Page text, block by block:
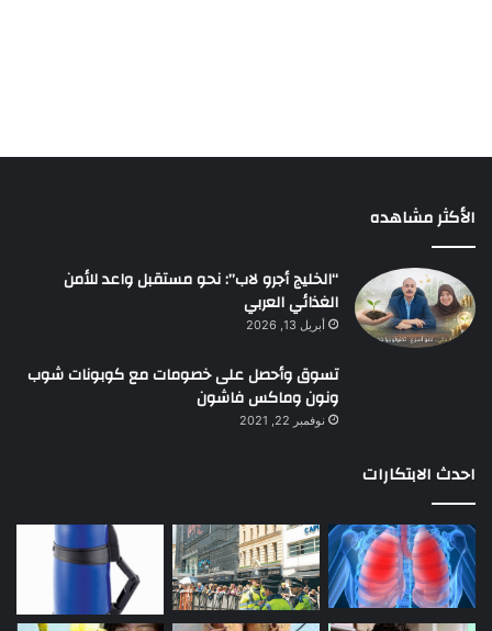
الأكثر مشاهده
“الخليج أجرو لاب”: نحو مستقبل واعد للأمن
الغذائي العربي
أبريل 13, 2026
تسوق وأحصل على خصومات مع كوبونات شوب
ونون وماكس فاشون
نوفمبر 22, 2021
احدث الابتكارات